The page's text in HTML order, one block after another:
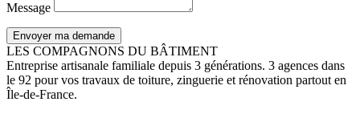
Message
Envoyer ma demande
LES COMPAGNONS DU BÂTIMENT
Entreprise artisanale familiale depuis 3 générations. 3 agences dans
le 92 pour vos travaux de toiture, zinguerie et rénovation partout en
Île-de-France.